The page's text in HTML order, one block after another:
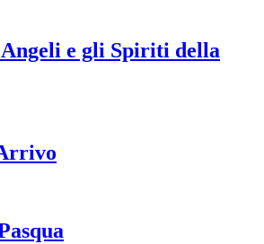
e gli Spiriti della